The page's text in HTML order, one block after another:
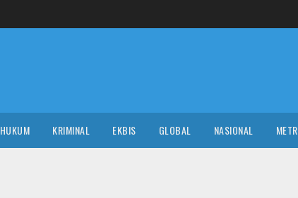
HUKUM KRIMINAL EKBIS GLOBAL NASIONAL